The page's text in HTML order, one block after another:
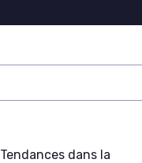
Tendances dans la